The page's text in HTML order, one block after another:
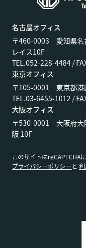
名古屋オフィス
〒460-0003 愛知県名
レイス10F
TEL.052-228-4484 /
東京オフィス
〒105-0001 東京都港
TEL.03-6455-1012 /
大阪オフィス
〒530-0001 大阪府大
阪 10F
このサイトはreCAPTCHA
プライバシーポリシーと